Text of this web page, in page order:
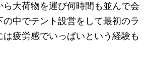
大荷物を運び何時間も並んで会
中でテント設営をして最初のラ
は疲労感でいっぱいという経験も